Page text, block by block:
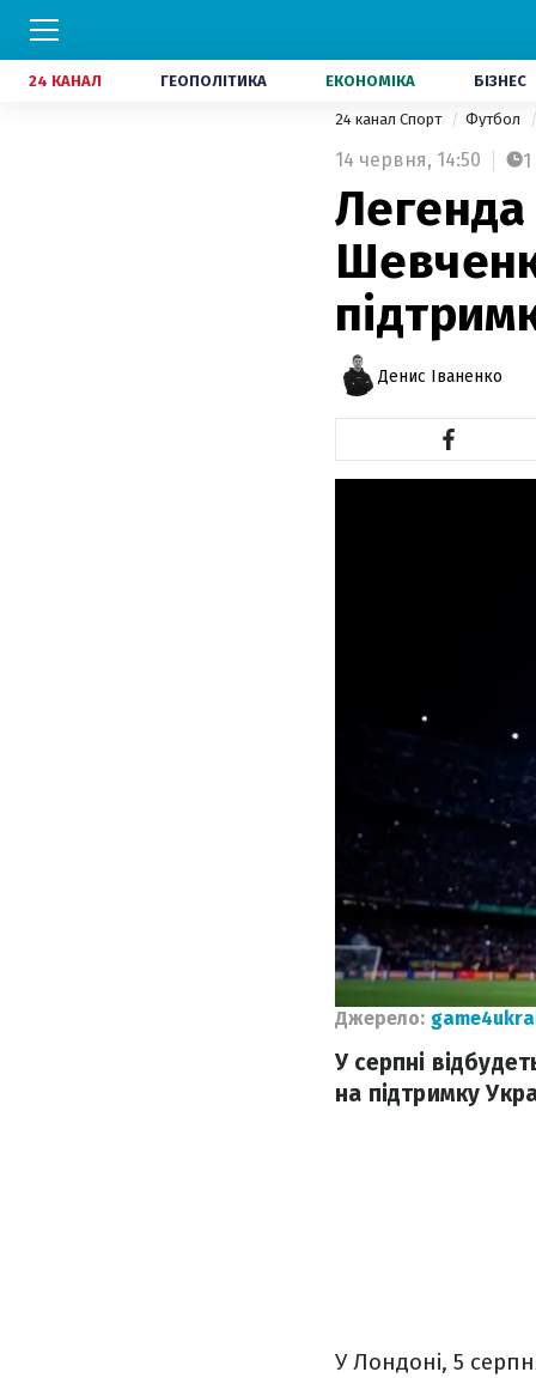
24 КАНАЛ ГЕОПОЛІТИКА ЕКОНОМІКА БІЗНЕС
24 канал Спорт Футбол
14 червня, 14:50 1
Легенда
Денис Іваненко
Джерело:
У серпні
на підтримку
У Лондоні, 5